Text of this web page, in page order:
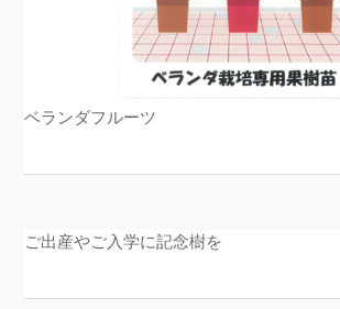
ベランダフルーツ
ご出産やご入学に記念樹を